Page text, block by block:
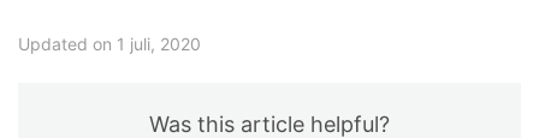
Updated on 1 juli, 2020
Was this article helpful?